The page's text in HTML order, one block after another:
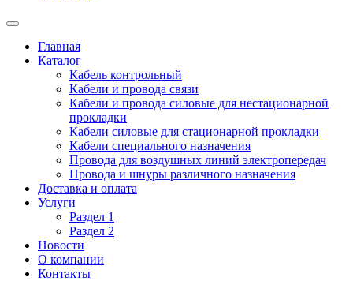
Главная
Каталог
Кабель контрольный
Кабели и провода связи
Кабели и провода силовые для нестационарной
прокладки
Кабели силовые для стационарной прокладки
Кабели специального назначения
Провода для воздушных линий электропередач
Провода и шнуры различного назначения
Доставка и оплата
Услуги
Раздел 1
Раздел 2
Новости
О компании
Контакты